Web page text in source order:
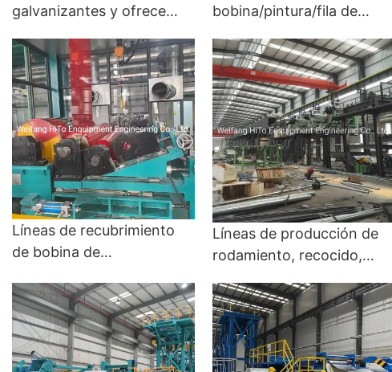
galvanizantes y ofrece
llave en mano -
galvanización de salsa
caliente y CGL
bobina/pintura/fila de
de recubrimiento de color
y CCL
Líneas de recubrimiento
de bobina de
automatizadas continuas
para electrodomésticos y
edificios: línea de
recuperación de color y
Líneas de producción de
rodamiento, recocido,
recubrimiento,
recubrimiento de color,
nivelación de tensión,
cizallamiento y